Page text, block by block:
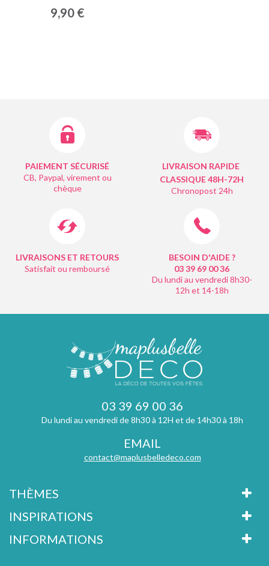
9,90 €
PAIEMENT SÉCURISÉ
CB, Paypal, virement ou
chèque
LIVRAISON RAPIDE
CLASSIQUE 48H-72H
Chronopost 24h
LIVRAISONS ET RETOURS
Satisfait ou remboursé
BESOIN D'AIDE ?
03 39 69 0036
Du lundi au vendredi 8h30-
12h et 14-18h
03 39 69 00 36
Du lundi au vendredi de 8h30 à 12H et de 14h30 à 18h
EMAIL
contact@maplusbelledeco.com
THÈMES
INSPIRATIONS
INFORMATIONS